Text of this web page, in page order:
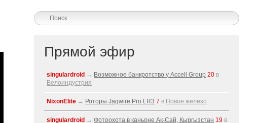
Прямой эфир
singulardroid → Возможное банкротство у Accell Group 20 в
Велоиндустрия
NixonElite → Роторы Jagwire Pro LR3 7 в Новое железо
singulardroid →Фотоохота в каньоне Ак-Cай, Кыргызстан 19 в